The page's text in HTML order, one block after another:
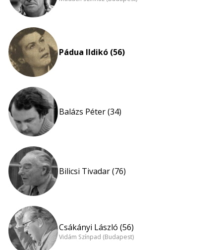
Pádua Ildikó (56)
Balázs Péter (34)
Bilicsi Tivadar (76)
Csákányi László (56)
Vidám Színpad (Budapest)